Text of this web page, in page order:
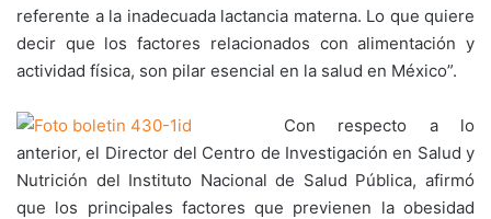
referente a la inadecuada lactancia materna. Lo que quiere
decir que los factores relacionados con alimentación y
actividad física, son pilar esencial en la salud en México”.
Con respecto a lo
anterior, el Director del Centro de Investigación en Salud y
Nutrición del Instituto Nacional de Salud Pública, afirmó
que los principales factores que previenen la obesidad